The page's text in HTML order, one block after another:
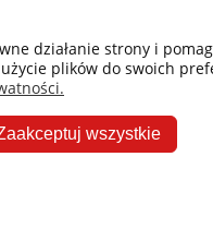
Facebook
Ceneo
działanie strony i
plików do swoich
wszystkie